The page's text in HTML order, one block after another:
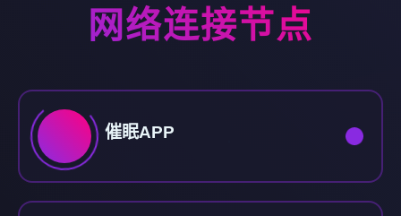
网络连接节点
催眠APP